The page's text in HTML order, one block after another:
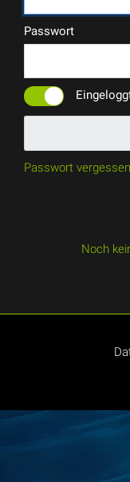
Passwort
Passwort vergessen
Noch